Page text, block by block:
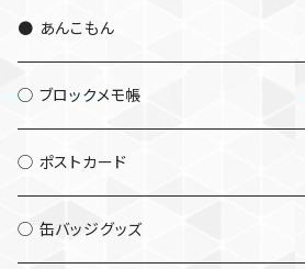
● あんこもん
◯ ブロックメモ帳
◯ ポストカード
◯ 缶バッジグッズ